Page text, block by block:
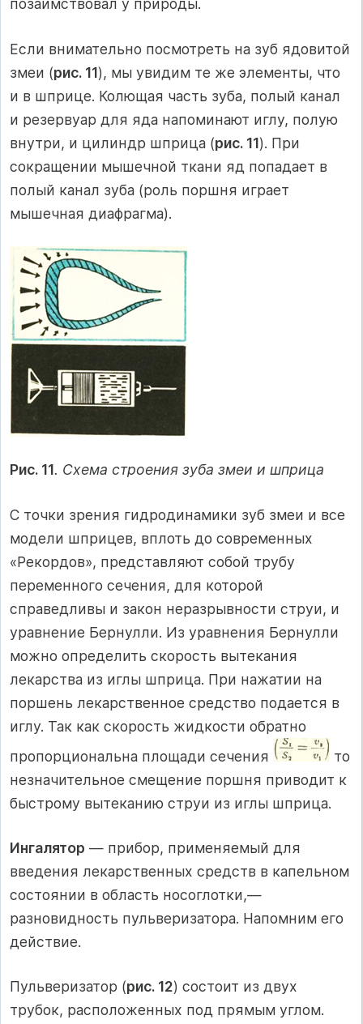
позаимствовал у природы.
Если внимательно посмотреть на зуб ядовитой
змеи (рис. 11), мы увидим те же элементы, что
и в шприце. Колющая часть зуба, полый канал
и резервуар для яда напоминают иглу, полую
внутри, и цилиндр шприца (рис. 11). При
сокращении мышечной ткани яд попадает в
полый канал зуба (роль поршня играет
мышечная диафрагма).
Рис. 11. Схема строения зуба змеи и шприца
С точки зрения гидродинамики зуб змеи и все
модели шприцев, вплоть до современных
«Рекордов», представляют собой трубу
переменного сечения, для которой
справедливы и закон неразрывности струи, и
уравнение Бернулли. Из уравнения Бернулли
можно определить скорость вытекания
лекарства из иглы шприца. При нажатии на
поршень лекарственное средство подается в
иглу. Так как скорость жидкости обратно
пропорциональна площади сечения
то
незначительное смещение поршня приводит к
быстрому вытеканию струи из иглы шприца.
Ингалятор — прибор, применяемый для
введения лекарственных средств в капельном
состоянии в область носоглотки,—
разновидность пульверизатора. Напомним его
действие.
Пульверизатор (рис. 12) состоит из двух
трубок, расположенных под прямым углом.